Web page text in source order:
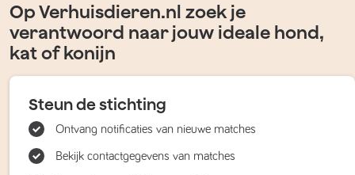
Op Verhuisdieren.nl zoek je
verantwoord naar jouw ideale hond,
kat of konijn
Steun de stichting
Ontvang notificaties van nieuwe matches
Bekijk contactgegevens van matches